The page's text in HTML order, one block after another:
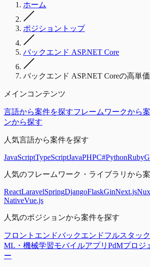
ホーム
ポジショントップ
バックエンド ASP.NET Core
バックエンド ASP.NET Coreの高単
メインコンテンツ
言語から案件を探すフレームワークから
ンから探す
人気言語から案件を探す
JavaScriptTypeScriptJavaPHPC#PythonRuby
人気のフレームワーク・ライブラリから
ReactLaravelSpringDjangoFlaskGinNext.js
NativeVue.js
人気のポジションから案件を探す
フロントエンドバックエンドフルスタック
ML・機械学習モバイルアプリ PdMプロジ
ー